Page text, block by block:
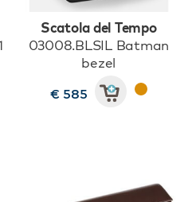
Scatola del Tempo
03008.BLSIL Batman
bezel
€ 585